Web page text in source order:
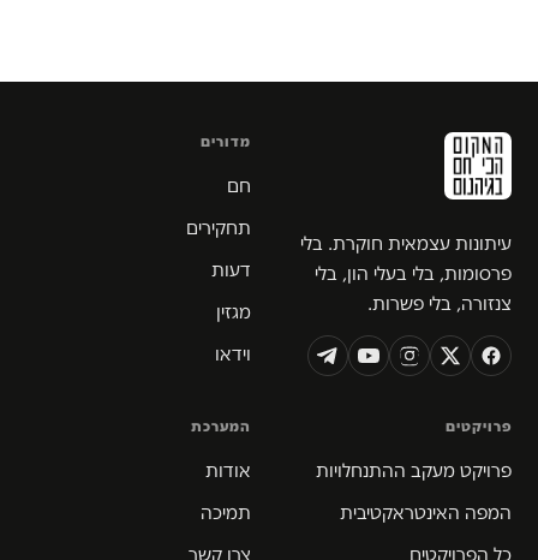
עיתונות עצמאית חוקרת. בלי
פרסומות, בלי בעלי הון, בלי
צנזורה, בלי פשרות.
מדורים
חם
תחקירים
דעות
מגזין
וידאו
פרויקטים
פרויקט מעקב ההתנחלויות
המפה האינטראקטיבית
כל הפרויקטים
המערכת
אודות
תמיכה
צרו קשר